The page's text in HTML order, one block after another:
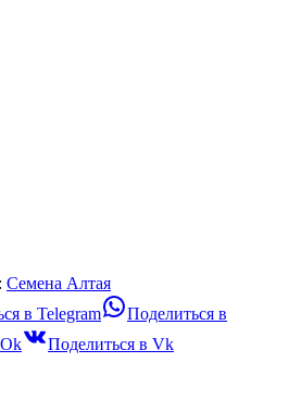
Семена Алтая
в Telegram
Поделиться в
Поделиться в Vk